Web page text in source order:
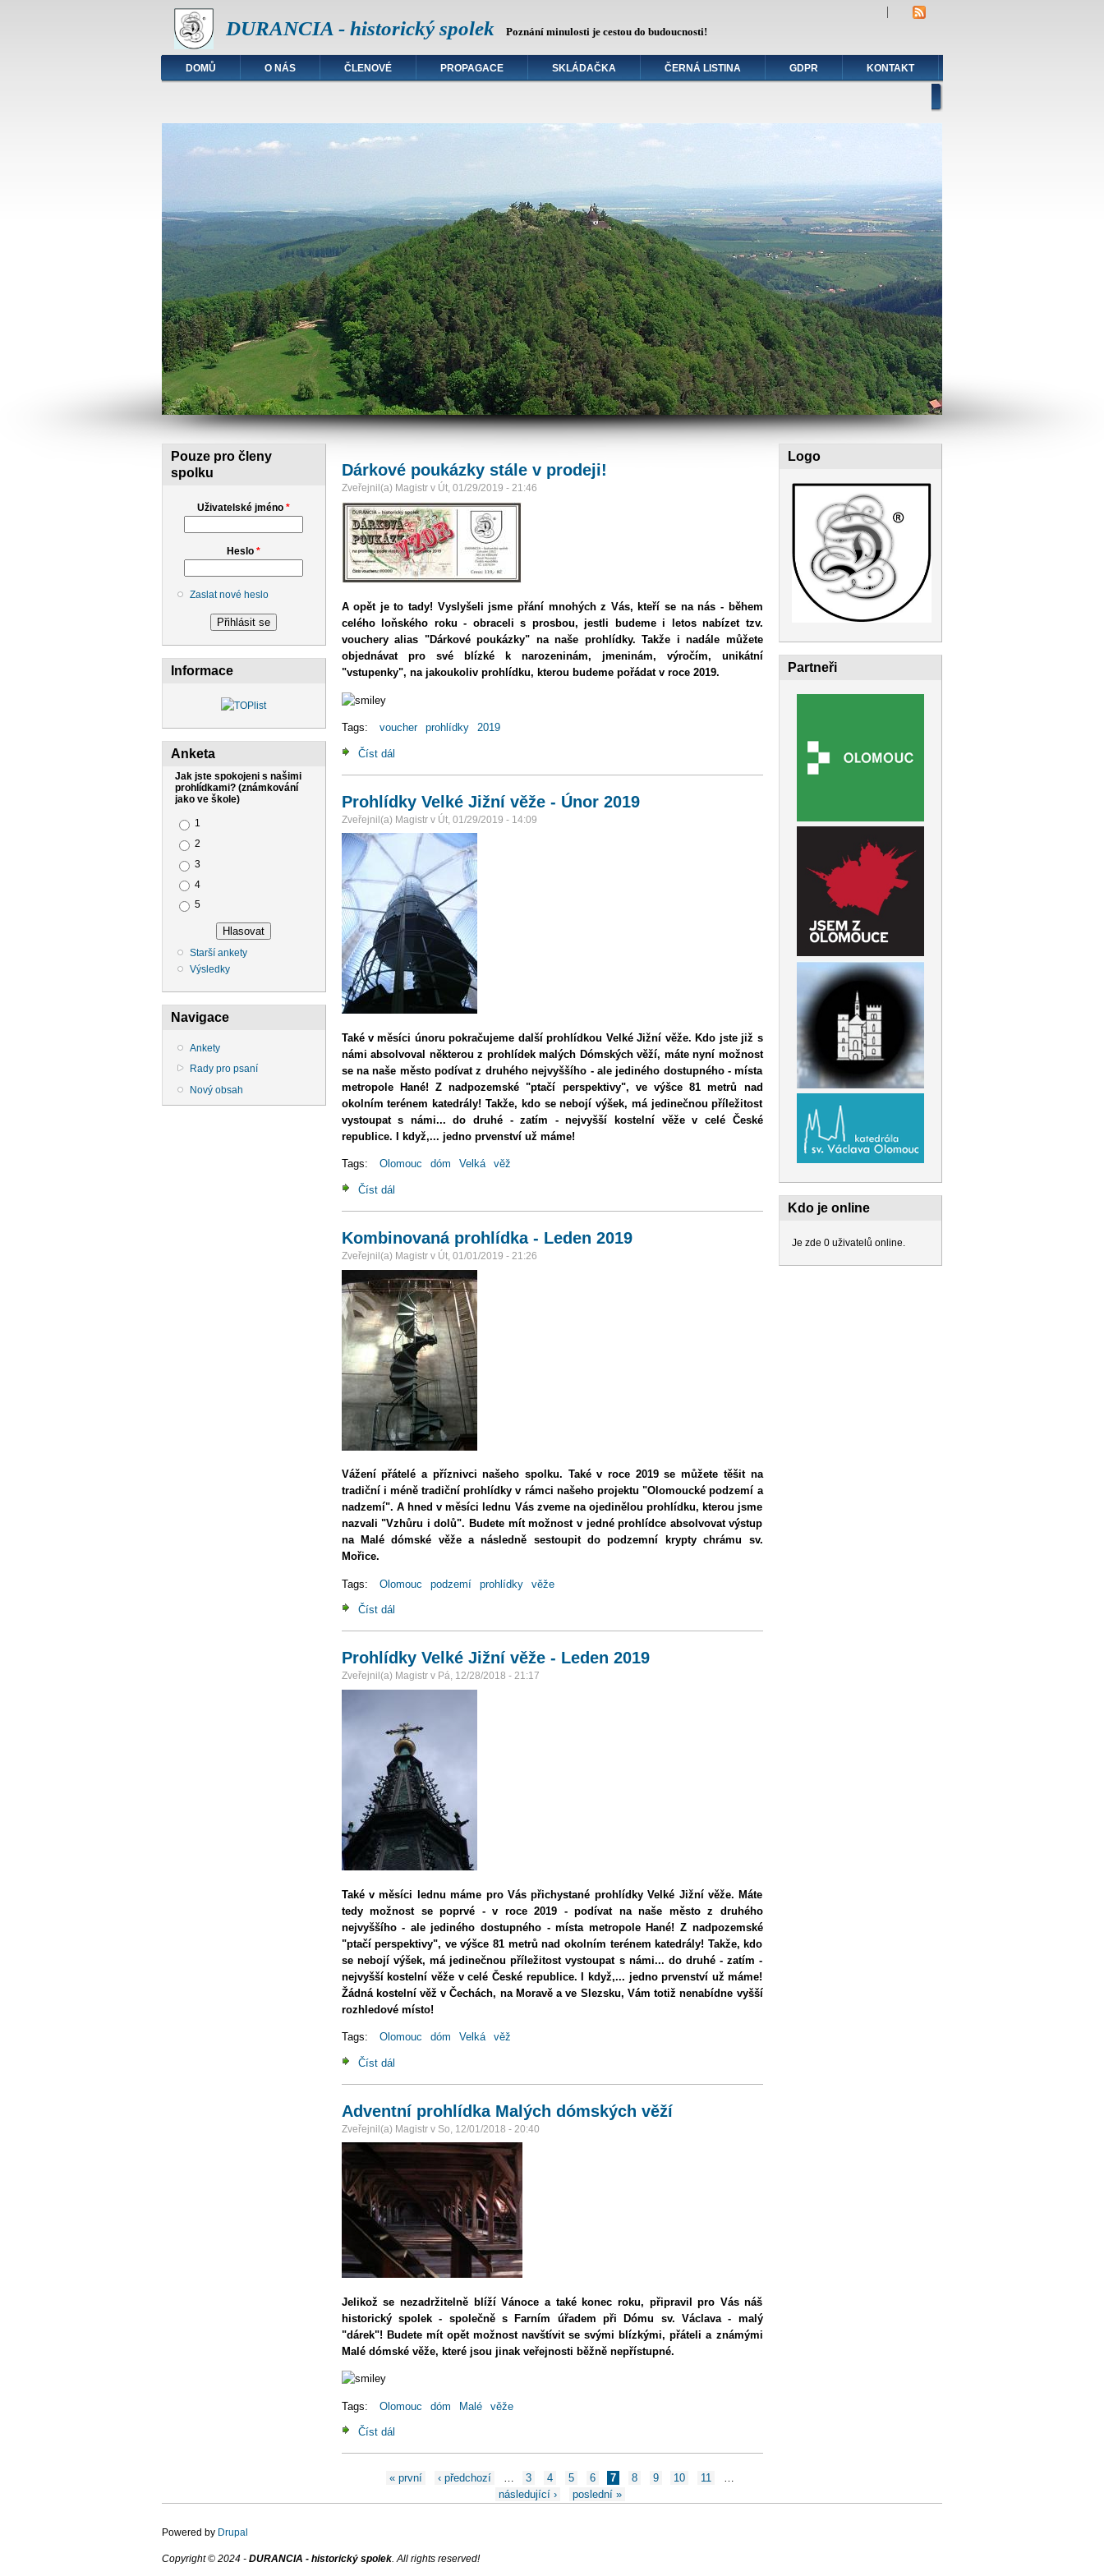
DURANCIA - historický spolek Poznání minulosti je cestou do budoucnosti!
DOMŮ O NÁS ČLENOVÉ PROPAGACE SKLÁDAČKA ČERNÁ LISTINA GDPR KONTAKT
Pouze pro členy
spolku
Uživatelské jméno*
Heslo*
Zaslat nové heslo
Informace
Anketa
Jak jste spokojeni s našimi
prohlídkami? (známkování
jako ve škole)
Možnosti výběru
1
2
3
4
5
Starší ankety
Výsledky
Navigace
Ankety
Rady pro psaní
Nový obsah
Dárkové poukázky stále v prodeji!
Zveřejnil(a) Magistrv Út, 01/29/2019 - 21:46
A opět je to tady! Vyslyšeli jsme přání mnohých z Vás, kteří se na nás - během
celého loňského roku - obraceli s prosbou, jestli budeme i letos nabízet tzv.
vouchery alias "Dárkové poukázky" na naše prohlídky. Takže i nadále můžete
objednávat pro své blízké k narozeninám, jmeninám, výročím, unikátní
"vstupenky", na jakoukoliv prohlídku, kterou budeme pořádat v roce 2019.
Tags: voucher prohlídky 2019
Číst dál
Prohlídky Velké Jižní věže - Únor 2019
Zveřejnil(a) Magistrv Út, 01/29/2019 - 14:09
Také v měsíci únoru pokračujeme další prohlídkou Velké Jižní věže. Kdo jste již s
námi absolvoval některou z prohlídek malých Dómských věží, máte nyní možnost
se na naše město podívat z druhého nejvyššího - ale jediného dostupného - místa
metropole Hané! Z nadpozemské "ptačí perspektivy", ve výšce 81 metrů nad
okolním terénem katedrály! Takže, kdo se nebojí výšek, má jedinečnou příležitost
vystoupat s námi... do druhé - zatím - nejvyšší kostelní věže v celé České
republice. I když,... jedno prvenství už máme!
Tags: Olomouc dóm Velká věž
Číst dál
Kombinovaná prohlídka - Leden 2019
Zveřejnil(a) Magistrv Út, 01/01/2019 - 21:26
Vážení přátelé a příznivci našeho spolku. Také v roce 2019 se můžete těšit na
tradiční i méně tradiční prohlídky v rámci našeho projektu "Olomoucké podzemí a
nadzemí". A hned v měsíci lednu Vás zveme na ojedinělou prohlídku, kterou jsme
nazvali "Vzhůru i dolů". Budete mít možnost v jedné prohlídce absolvovat výstup
na Malé dómské věže a následně sestoupit do podzemní krypty chrámu sv.
Mořice.
Tags: Olomouc podzemí prohlídky věže
Číst dál
Prohlídky Velké Jižní věže - Leden 2019
Zveřejnil(a) Magistrv Pá, 12/28/2018 - 21:17
Také v měsíci lednu máme pro Vás přichystané prohlídky Velké Jižní věže. Máte
tedy možnost se poprvé - v roce 2019 - podívat na naše město z druhého
nejvyššího - ale jediného dostupného - místa metropole Hané! Z nadpozemské
"ptačí perspektivy", ve výšce 81 metrů nad okolním terénem katedrály! Takže, kdo
se nebojí výšek, má jedinečnou příležitost vystoupat s námi... do druhé - zatím -
nejvyšší kostelní věže v celé České republice. I když,... jedno prvenství už máme!
Žádná kostelní věž v Čechách, na Moravě a ve Slezsku, Vám totiž nenabídne vyšší
rozhledové místo!
Tags: Olomouc dóm Velká věž
Číst dál
Adventní prohlídka Malých dómských věží
Zveřejnil(a) Magistrv So, 12/01/2018 - 20:40
Jelikož se nezadržitelně blíží Vánoce a také konec roku, připravil pro Vás náš
historický spolek - společně s Farním úřadem při Dómu sv. Václava - malý
"dárek"! Budete mít opět možnost navštívit se svými blízkými, přáteli a známými
Malé dómské věže, které jsou jinak veřejnosti běžně nepřístupné.
Tags: Olomouc dóm Malé věže
Číst dál
Stránky« první ‹ předchozí … 3 4 5 6 7 8 9 10 11
…
následující ›
poslední »
Logo
Partneři
Kdo je online
Je zde 0 uživatelů online.
Powered by Drupal
Copyright © 2024 - DURANCIA - historický spolek. All rights reserved!